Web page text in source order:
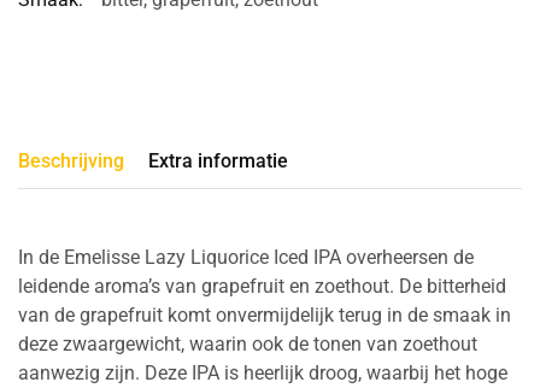
Beschrijving Extra informatie
In de Emelisse Lazy Liquorice Iced IPA overheersen de
leidende aroma’s van grapefruit en zoethout. De bitterheid
van de grapefruit komt onvermijdelijk terug in de smaak in
deze zwaargewicht, waarin ook de tonen van zoethout
aanwezig zijn. Deze IPA is heerlijk droog, waarbij het hoge